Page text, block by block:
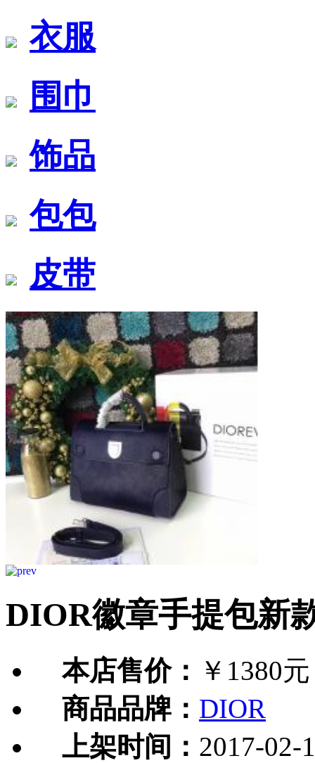
衣服
围巾
饰品
包包
皮带
DIOR徽章手提包新
本店售价： ￥1380元
商品品牌： DIOR
上架时间： 2017-02-